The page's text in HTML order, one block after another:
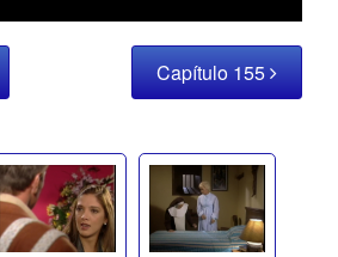
Capítulo 155